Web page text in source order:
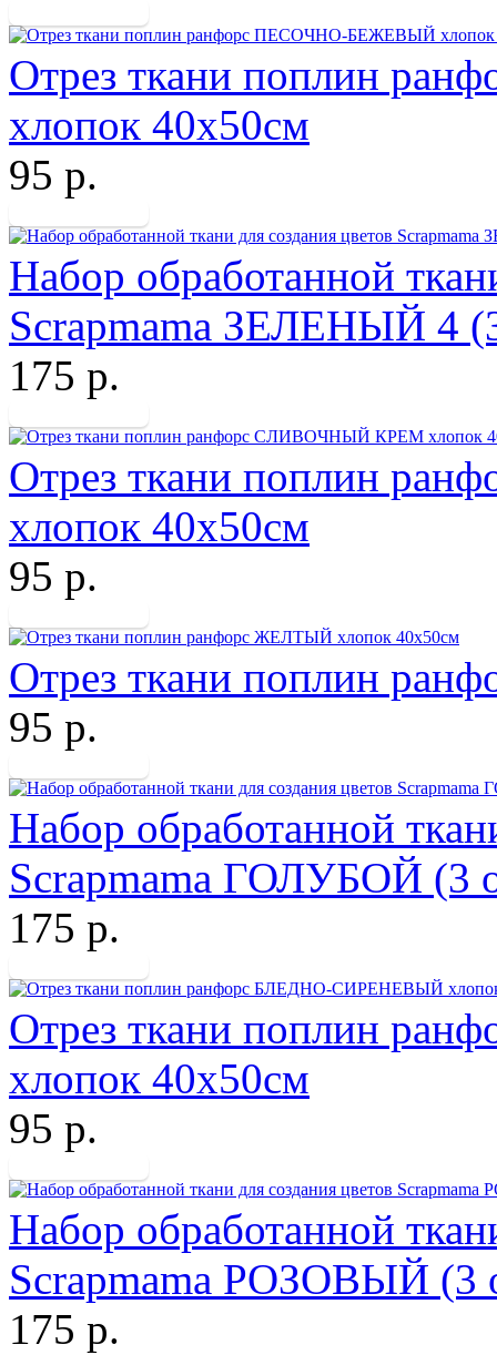
Отрез ткани поплин
хлопок 40х50см
95 р.
Набор обработанной
Scrapmama ЗЕЛЕНЫЙ 4
175 р.
Отрез ткани поплин
хлопок 40х50см
95 р.
Отрез ткани поплин
95 р.
Набор обработанной
Scrapmama ГОЛУБОЙ (3
175 р.
Отрез ткани поплин
хлопок 40х50см
95 р.
Набор обработанной
Scrapmama РОЗОВЫЙ (3
175 р.